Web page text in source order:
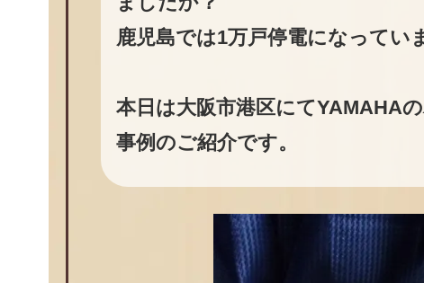
鹿児島では1万戸停電になってい
本日は大阪市港区にてYAMAHA
事例のご紹介です。